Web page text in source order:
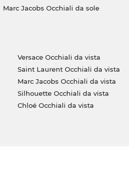
Marc Jacobs Occhiali da sole
Versace Occhiali da vista
Saint Laurent Occhiali da vista
Marc Jacobs Occhiali da vista
Silhouette Occhiali da vista
Chloé Occhiali da vista